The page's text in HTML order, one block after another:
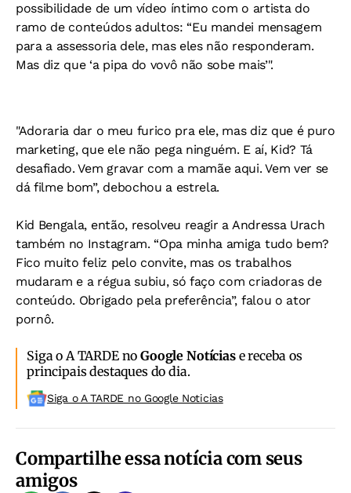
possibilidade de um vídeo íntimo com o artista do
ramo de conteúdos adultos: “Eu mandei mensagem
para a assessoria dele, mas eles não responderam.
Mas diz que ‘a pipa do vovô não sobe mais’".
"Adoraria dar o meu furico pra ele, mas diz que é puro
marketing, que ele não pega ninguém. E aí, Kid? Tá
desafiado. Vem gravar com a mamãe aqui. Vem ver se
dá filme bom”, debochou a estrela.
Kid Bengala, então, resolveu reagir a Andressa Urach
também no Instagram. “Opa minha amiga tudo bem?
Fico muito feliz pelo convite, mas os trabalhos
mudaram e a régua subiu, só faço com criadoras de
conteúdo. Obrigado pela preferência”, falou o ator
pornô.
Siga o A TARDE noGoogle Notíciase receba os
principais destaques do dia.
Siga o A TARDE no Google Noticias
Compartilhe essa notícia com seus
amigos